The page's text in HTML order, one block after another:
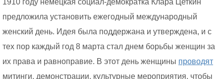
предложила установить ежегодный международный
женский день. Идея была поддержана и утверждена, и с
тех пор каждый год 8 марта стал днем борьбы женщин за
их права и равноправие. В этот день женщины проводят
митинги, демонстрации, культурные мероприятия, чтобы